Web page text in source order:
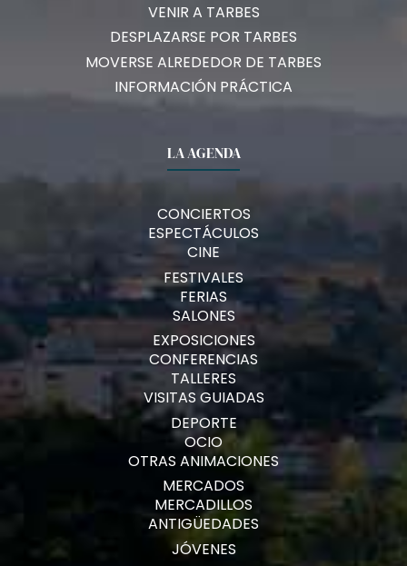
VENIR A TARBES
DESPLAZARSE POR TARBES
MOVERSE ALREDEDOR DE TARBES
INFORMACIÓN PRÁCTICA
LA AGENDA
CONCIERTOS
ESPECTÁCULOS
CINE
FESTIVALES
FERIAS
SALONES
EXPOSICIONES
CONFERENCIAS
TALLERES
VISITAS GUIADAS
DEPORTE
OCIO
OTRAS ANIMACIONES
MERCADOS
MERCADILLOS
ANTIGÜEDADES
JÓVENES